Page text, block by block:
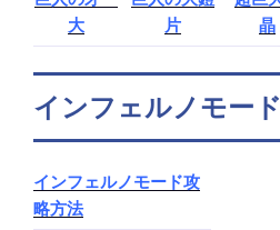
大
片
晶
インフェルノモー
インフェルノモード攻
略方法